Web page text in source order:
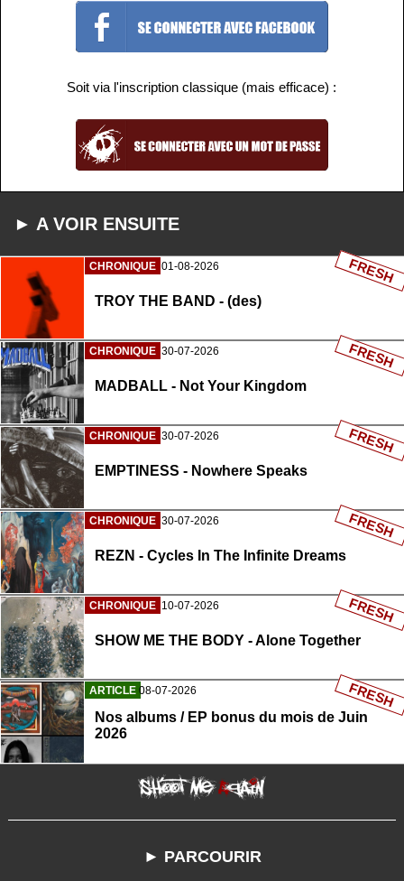
Soit via l'inscription classique (mais efficace) :
► A VOIR ENSUITE
CHRONIQUE 01-08-2026
TROY THE BAND - (des)
FRESH
CHRONIQUE 30-07-2026
MADBALL - Not Your Kingdom
FRESH
CHRONIQUE 30-07-2026
EMPTINESS - Nowhere Speaks
FRESH
CHRONIQUE 30-07-2026
REZN - Cycles In The Infinite Dreams
FRESH
CHRONIQUE 10-07-2026
SHOW ME THE BODY - Alone Together
FRESH
ARTICLE 08-07-2026
Nos albums / EP bonus du mois de Juin
2026
FRESH
► PARCOURIR